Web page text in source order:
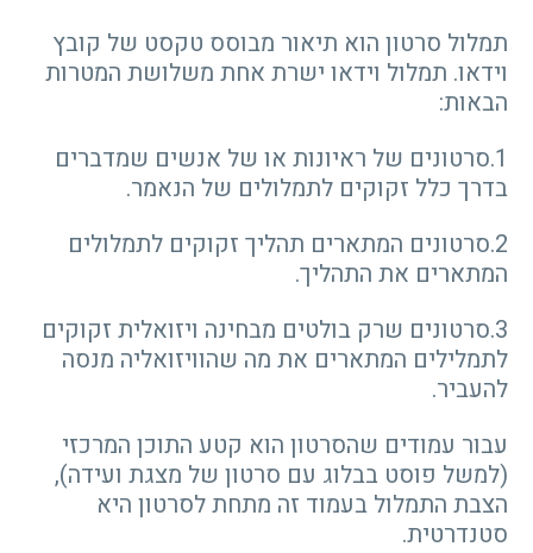
תמלול סרטון הוא תיאור מבוסס טקסט של קובץ
וידאו. תמלול וידאו ישרת אחת משלושת המטרות
הבאות:
1.סרטונים של ראיונות או של אנשים שמדברים
בדרך כלל זקוקים לתמלולים של הנאמר.
2.סרטונים המתארים תהליך זקוקים לתמלולים
המתארים את התהליך.
3.סרטונים שרק בולטים מבחינה ויזואלית זקוקים
לתמלילים המתארים את מה שהוויזואליה מנסה
להעביר.
עבור עמודים שהסרטון הוא קטע התוכן המרכזי
(למשל פוסט בבלוג עם סרטון של מצגת ועידה),
הצבת התמלול בעמוד זה מתחת לסרטון היא
סטנדרטית.